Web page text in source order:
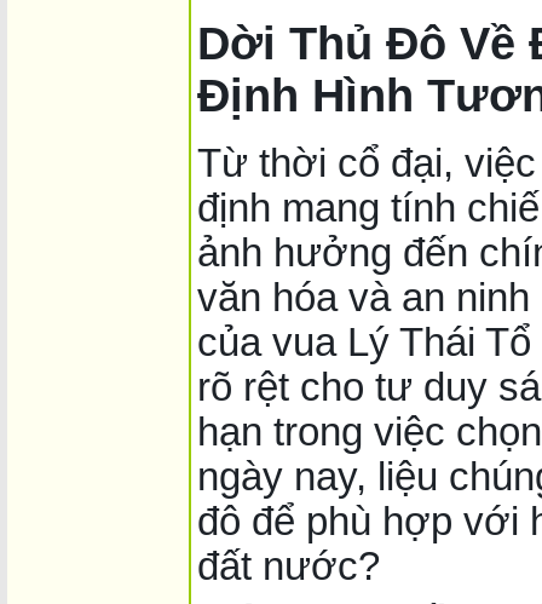
Dời Thủ Đô Về
Định Hình
Từ thời cổ đại,
định mang tính
ảnh hưởng đến
văn hóa và an
của vua Lý Thái
rõ rệt cho tư duy
hạn trong việc
ngày nay, liệu
đô để phù hợp với
đất nước?